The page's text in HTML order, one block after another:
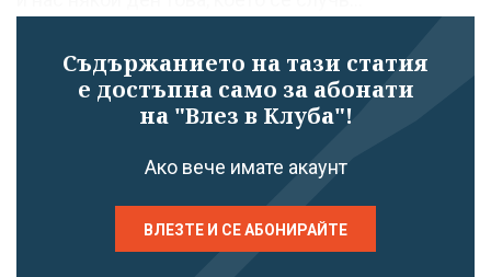
Съдържанието на тази статия
е достъпна само за абонати
на "Влез в Клуба"!
Ако вече имате акаунт
ВЛЕЗТЕ И СЕ АБОНИРАЙТЕ